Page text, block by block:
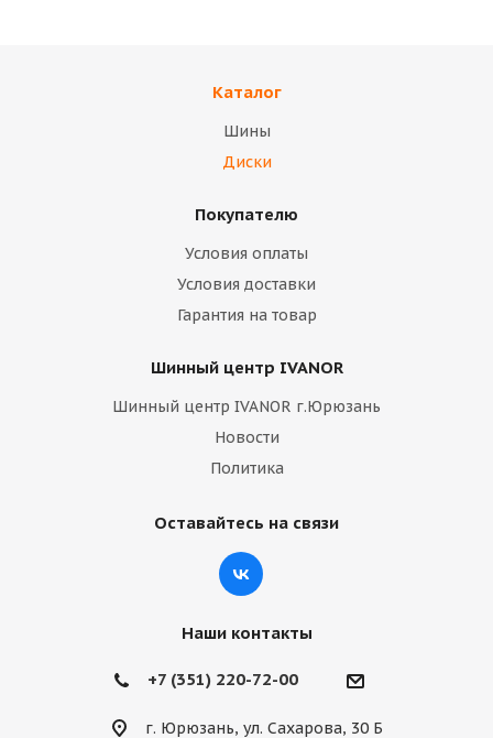
Каталог
Шины
Диски
Покупателю
Условия оплаты
Условия доставки
Гарантия на товар
Шинный центр IVANOR
Шинный центр IVANOR г.Юрюзань
Новости
Политика
Оставайтесь на связи
Наши контакты
+7 (351) 220-72-00
г. Юрюзань, ул. Сахарова, 30 Б